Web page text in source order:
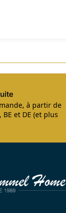
à partir de
BE et DE (et plus